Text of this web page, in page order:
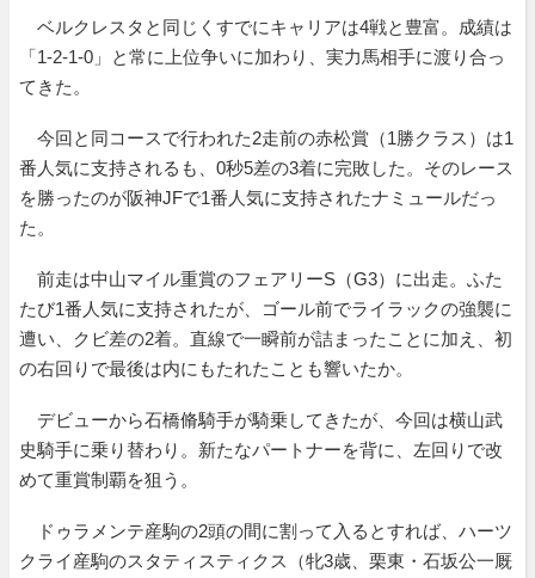
ベルクレスタと同じくすでにキャリアは4戦と豊富。成績は
「1-2-1-0」と常に上位争いに加わり、実力馬相手に渡り合っ
てきた。
今回と同コースで行われた2走前の赤松賞（1勝クラス）は1
番人気に支持されるも、0秒5差の3着に完敗した。そのレース
を勝ったのが阪神JFで1番人気に支持されたナミュールだっ
た。
前走は中山マイル重賞のフェアリーS（G3）に出走。ふた
たび1番人気に支持されたが、ゴール前でライラックの強襲に
遭い、クビ差の2着。直線で一瞬前が詰まったことに加え、初
の右回りで最後は内にもたれたことも響いたか。
デビューから石橋脩騎手が騎乗してきたが、今回は横山武
史騎手に乗り替わり。新たなパートナーを背に、左回りで改
めて重賞制覇を狙う。
ドゥラメンテ産駒の2頭の間に割って入るとすれば、ハーツ
クライ産駒のスタティスティクス（牝3歳、栗東・石坂公一厩